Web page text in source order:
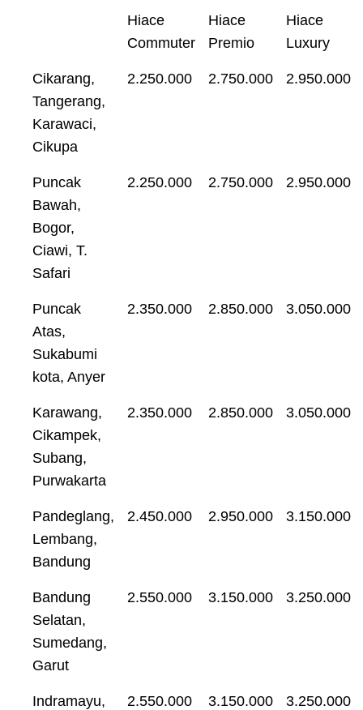
Hiace
Commuter
Hiace
Premio
Hiace
Luxury
Cikarang,
Tangerang,
Karawaci,
Cikupa
2.250.000 2.750.000 2.950.000
Puncak
Bawah,
Bogor,
Ciawi, T.
Safari
2.250.000 2.750.000 2.950.000
Puncak
Atas,
Sukabumi
kota, Anyer
2.350.000 2.850.000 3.050.000
Karawang,
Cikampek,
Subang,
Purwakarta
2.350.000 2.850.000 3.050.000
Pandeglang,
Lembang,
Bandung
2.450.000 2.950.000 3.150.000
Bandung
Selatan,
Sumedang,
Garut
2.550.000 3.150.000 3.250.000
Indramayu,
2.550.000 3.150.000 3.250.000